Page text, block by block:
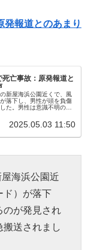
発報道とのあまり
亡事故：原発報道と
新屋海浜公園近くで、風
落下し、男性が頭を負傷
た。男性は意識不明のま
2025.05.03 11:50
海浜公園近
ド）が落下
のが発見され
搬送されまし